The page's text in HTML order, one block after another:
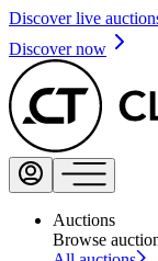
Discover live
Discover now
Auctions
Browse